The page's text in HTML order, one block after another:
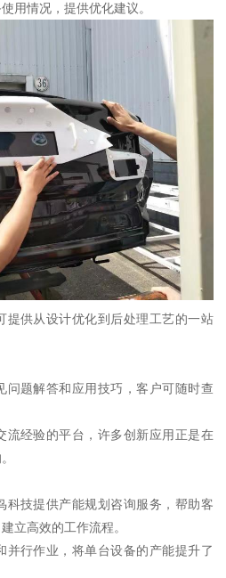
用情况，提供优化建议。
提供从设计优化到后处理工艺的一站
问题解答和应用技巧，客户可随时查
流经验的平台，许多创新应用正是在
科技提供产能规划咨询服务，帮助客
立高效的工作流程。
并行作业，将单台设备的产能提升了